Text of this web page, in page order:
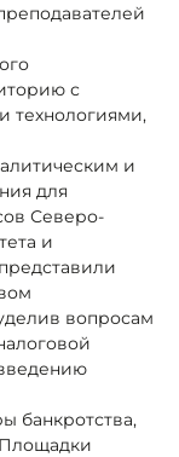
с
технологиями,
и
для
Северо-
и
вопросам
банкротства,